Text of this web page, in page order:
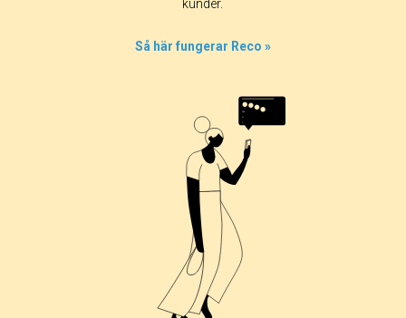
kunder.
Så här fungerar Reco »